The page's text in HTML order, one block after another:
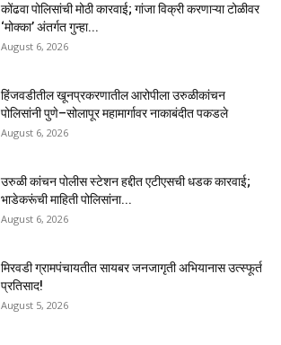
कोंढवा पोलिसांची मोठी कारवाई; गांजा विक्री करणाऱ्या टोळीवर
‘मोक्का’ अंतर्गत गुन्हा...
August 6, 2026
हिंजवडीतील खूनप्रकरणातील आरोपीला उरुळीकांचन
पोलिसांनी पुणे–सोलापूर महामार्गावर नाकाबंदीत पकडले
August 6, 2026
उरुळी कांचन पोलीस स्टेशन हद्दीत एटीएसची धडक कारवाई;
भाडेकरूंची माहिती पोलिसांना...
August 6, 2026
मिरवडी ग्रामपंचायतीत सायबर जनजागृती अभियानास उत्स्फूर्त
प्रतिसाद!
August 5, 2026